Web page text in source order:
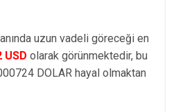
uzun vadeli göreceği en
USD olarak görünmektedir, bu
DOLAR hayal olmaktan